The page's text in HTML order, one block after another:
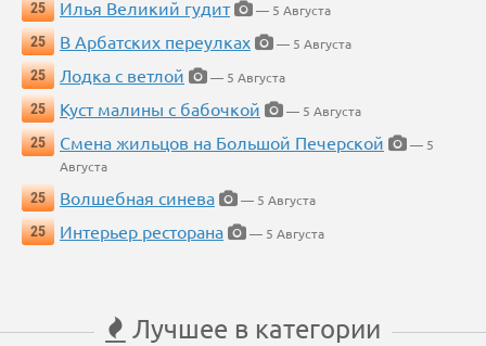
25
Илья Великий гудит
— 5 Августа
25
В Арбатских переулках
— 5 Августа
25
Лодка с ветлой
— 5 Августа
25
Куст малины с бабочкой
— 5 Августа
25
Смена жильцов на Большой Печерской
— 5
Августа
25
Волшебная синева
— 5 Августа
25
Интерьер ресторана — 5 Августа
Лучшее в категории